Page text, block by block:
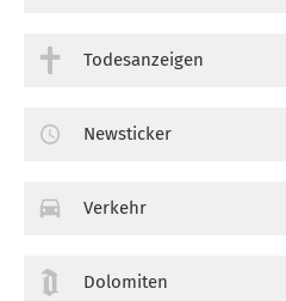
Todesanzeigen
Newsticker
Verkehr
Dolomiten